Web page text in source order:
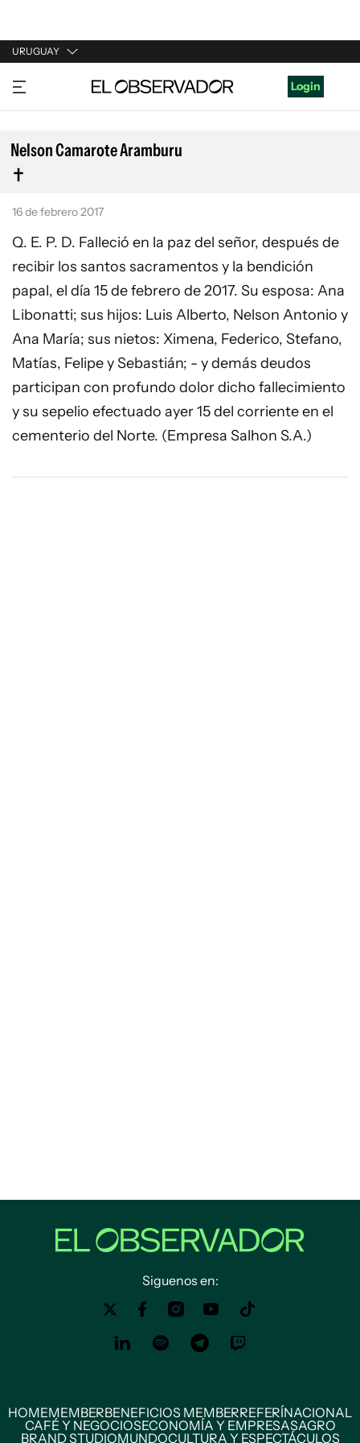
URUGUAY
URUGUAY
ARGENTINA
ESPAÑA
ESTADOS UNIDOS
Login
Nelson Camarote Aramburu
16 de febrero 2017
Q. E. P. D. Falleció en la paz del señor, después de
recibir los santos sacramentos y la bendición
papal, el día 15 de febrero de 2017. Su esposa: Ana
Libonatti; sus hijos: Luis Alberto, Nelson Antonio y
Ana María; sus nietos: Ximena, Federico, Stefano,
Matías, Felipe y Sebastián; - y demás deudos
participan con profundo dolor dicho fallecimiento
y su sepelio efectuado ayer 15 del corriente en el
cementerio del Norte. (Empresa Salhon S.A.)
Siguenos en:
HOMEMEMBERBENEFICIOS MEMBERREFERÍNACIONAL
CAFÉ Y NEGOCIOSECONOMÍA Y EMPRESASAGRO
BRAND STUDIOMUNDOCULTURA Y ESPECTÁCULOS